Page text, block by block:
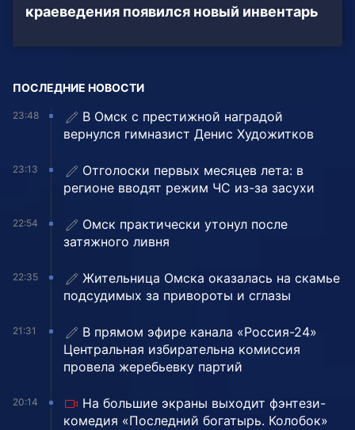
краеведения появился новый инвентарь
ПОСЛЕДНИЕ НОВОСТИ
23:48
В Омск с престижной наградой
вернулся гимназист Денис Художитков
23:13
Отголоски первых месяцев лета: в
регионе вводят режим ЧС из-за засухи
22:54
Омск практически утонул после
затяжного ливня
22:35
Жительница Омска оказалась на скамье
подсудимых за привороты и сглазы
21:31
В прямом эфире канала «Россия-24»
Центральная избирательна комиссия
провела жеребьевку партий
20:14
На большие экраны выходит фэнтези-
комедия «Последний богатырь. Колобок»